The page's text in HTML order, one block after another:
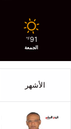
91
℉
الجمعة
الأشهر